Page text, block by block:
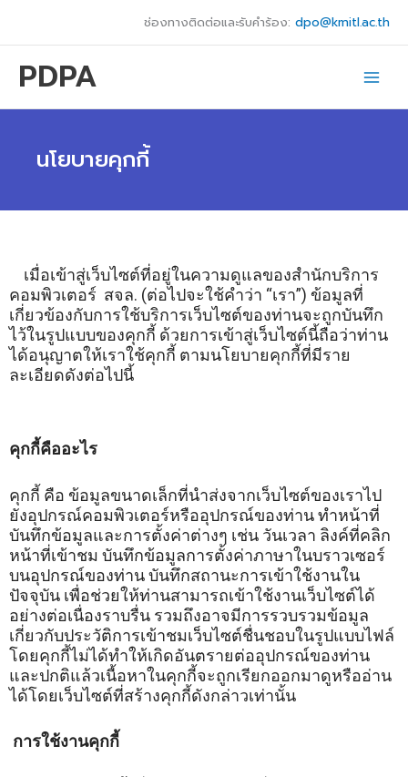
content
ช่องทางติดต่อและรับคำร้อง: dpo@kmitl.ac.th
PDPA
นโยบายคุกกี้
เมื่อเข้าสู่เว็บไซต์ที่อยู่ในความดูแลของสำนักบริการ
คอมพิวเตอร์ สจล. (ต่อไปจะใช้คำว่า “เรา”) ข้อมูลที่
เกี่ยวข้องกับการใช้บริการเว็บไซต์ของท่านจะถูกบันทึก
ไว้ในรูปแบบของคุกกี้ ด้วยการเข้าสู่เว็บไซต์นี้ถือว่าท่าน
ได้อนุญาตให้เราใช้คุกกี้ ตามนโยบายคุกกี้ที่มีราย
ละเอียดดังต่อไปนี้
คุกกี้คืออะไร
คุกกี้ คือ ข้อมูลขนาดเล็กที่นำส่งจากเว็บไซต์ของเราไป
ยังอุปกรณ์คอมพิวเตอร์หรืออุปกรณ์ของท่าน ทำหน้าที่
บันทึกข้อมูลและการตั้งค่าต่างๆ เช่น วันเวลา ลิงค์ที่คลิก
หน้าที่เข้าชม บันทึกข้อมูลการตั้งค่าภาษาในบราวเซอร์
บนอุปกรณ์ของท่าน บันทึกสถานะการเข้าใช้งานใน
ปัจจุบัน เพื่อช่วยให้ท่านสามารถเข้าใช้งานเว็บไซต์ได้
อย่างต่อเนื่องราบรื่น รวมถึงอาจมีการรวบรวมข้อมูล
เกี่ยวกับประวัติการเข้าชมเว็บไซต์ชื่นชอบในรูปแบบไฟล์
โดยคุกกี้ไม่ได้ทำให้เกิดอันตรายต่ออุปกรณ์ของท่าน
และปกติแล้วเนื้อหาในคุกกี้จะถูกเรียกออกมาดูหรืออ่าน
ได้โดยเว็บไซต์ที่สร้างคุกกี้ดังกล่าวเท่านั้น
การใช้งานคุกกี้